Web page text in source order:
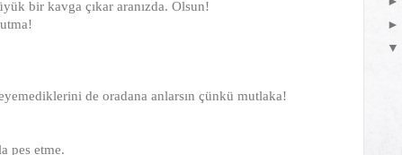
bir kavga çıkar aranızda. Olsun!
de oradana anlarsın çünkü mutlaka!
pes etme.
►
▼